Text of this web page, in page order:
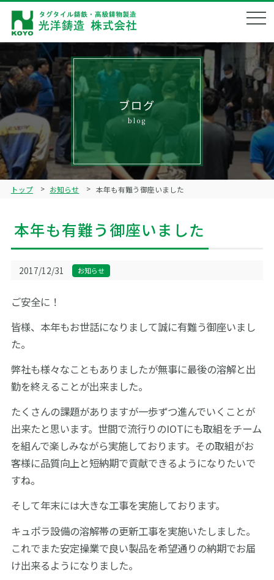
会社概要
Corporate profile
企業理念
Philosophy
製品ラインナップ
鋳造技術
Technical
品質管理
ブログ
Blog
English お問い合わせ
ブログ
blog
トップ お知らせ 本年も有難う御座いました
本年も有難う御座いました
2017/12/31 お知らせ
ご安全に！
皆様、本年もお世話になりまして誠に有難う御座いまし
た。
弊社も様々なこともありましたが無事に最後の溶解と出
勤を終えることが出来ました。
たくさんの課題がありますが一歩ずつ進んでいくことが
出来たと思います。世間で流行りのIOTにも取組をチーム
を組んで楽しみながら実施しております。その取組がお
客様に品質向上と短納期で貢献できるようになりたいで
すね。
そして年末には大きな工事を実施しております。
キュポラ設備の溶解帯の更新工事を実施いたしました。
これでまた安定操業で良い製品を希望通りの納期でお届
け出来るようになりました。